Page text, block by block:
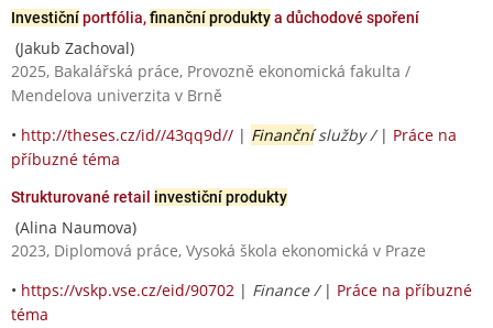
Investičníportfólia,finanční produktya důchodové spoření
(Jakub Zachoval)
2025, Bakalářská práce, Provozně ekonomická fakulta /
Mendelova univerzita v Brně
• http://theses.cz/id//43qq9d// | Finančníslužby / | Práce na
příbuzné téma
Strukturované retail investiční produkty
(Alina Naumova)
2023, Diplomová práce, Vysoká škola ekonomická v Praze
• https://vskp.vse.cz/eid/90702 | Finance / | Práce na příbuzné
téma